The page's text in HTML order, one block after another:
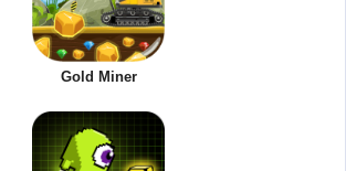
Gold Miner